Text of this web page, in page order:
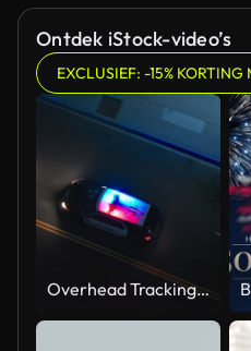
Ontdek iStock-video’s
EXCLUSIEF: -15% KORTING
Overhead Tracking Drone Shot of a Police Car Driving on a City Street with Lights On at Night